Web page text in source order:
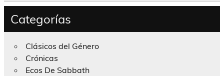
Categorías
Clásicos del Género
Crónicas
Ecos De Sabbath